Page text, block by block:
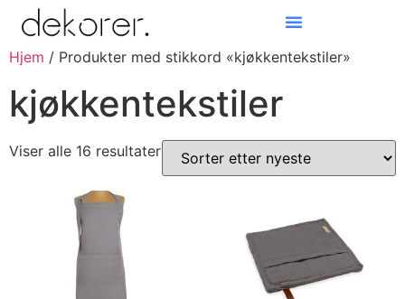
Hjem / Produkter med stikkord «kjøkkentekstiler»
kjøkkentekstiler
Viser alle 16 resultater